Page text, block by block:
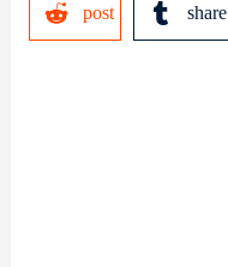
post share